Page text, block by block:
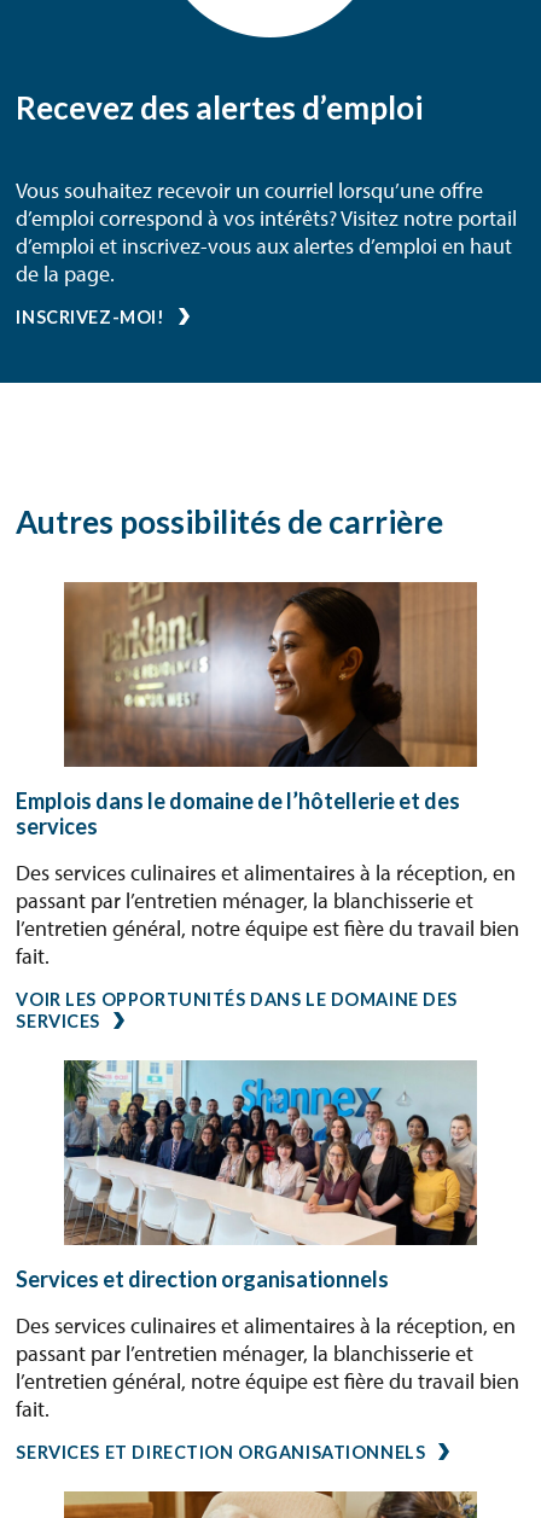
Recevez des alertes d’emploi
Vous souhaitez recevoir un courriel lorsqu’une offre
d’emploi correspond à vos intérêts? Visitez notre portail
d’emploi et inscrivez-vous aux alertes d’emploi en haut
de la page.
INSCRIVEZ-MOI!
Autres possibilités de carrière
Emplois dans le domaine de l’hôtellerie et des
services
Des services culinaires et alimentaires à la réception, en
passant par l’entretien ménager, la blanchisserie et
l’entretien général, notre équipe est fière du travail bien
fait.
VOIR LES OPPORTUNITÉS DANS LE DOMAINE DES
SERVICES
Services et direction organisationnels
Des services culinaires et alimentaires à la réception, en
passant par l’entretien ménager, la blanchisserie et
l’entretien général, notre équipe est fière du travail bien
fait.
SERVICES ET DIRECTION ORGANISATIONNELS